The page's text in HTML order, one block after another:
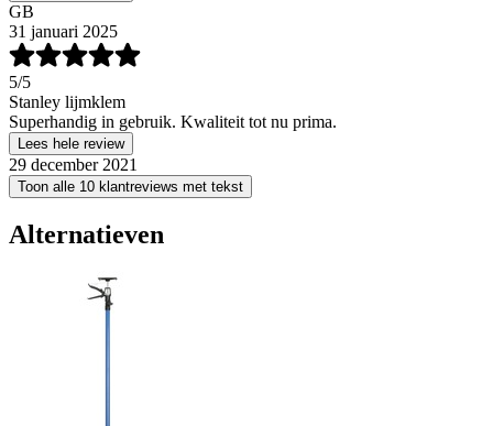
GB
31 januari 2025
5/5
Stanley lijmklem
Superhandig in gebruik. Kwaliteit tot nu prima.
Lees hele review
29 december 2021
Toon alle 10 klantreviews met tekst
Alternatieven